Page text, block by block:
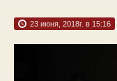
23 июня, 2018г. в 15:16